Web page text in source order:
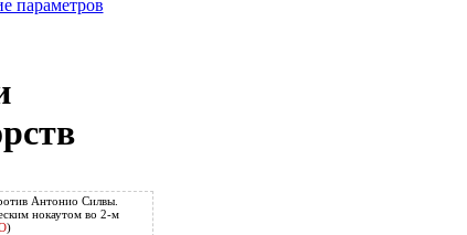
параметров
Антонио Силвы.
нокаутом во 2-м
)